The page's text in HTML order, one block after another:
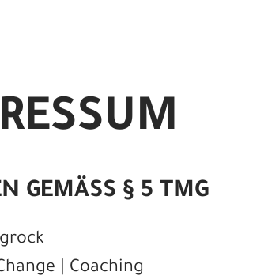
GEMÄSS § 5 TMG
| Coaching